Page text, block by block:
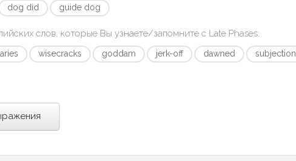
dog did guide dog
слов, которые Вы узнаете/запомните с Late Phases:
wisecracks goddam jerk-off dawned
subjection